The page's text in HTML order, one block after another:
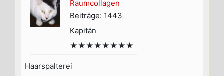
Raumcollagen
Beiträge: 1443
Kapitän
★★★★★★★★
Haarspalterei